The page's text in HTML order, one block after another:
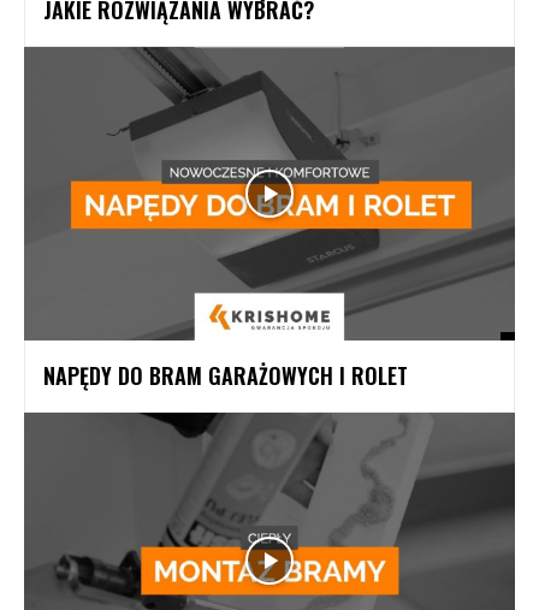
JAKIE ROZWIĄZANIA WYBRAĆ?
NAPĘDY DO BRAM GARAŻOWYCH I ROLET